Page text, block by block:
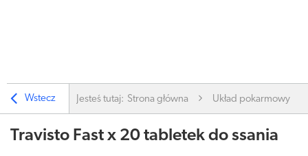
Wstecz Jesteś tutaj: Strona główna Układ pokarmowy
Travisto Fast x 20 tabletek do ssania